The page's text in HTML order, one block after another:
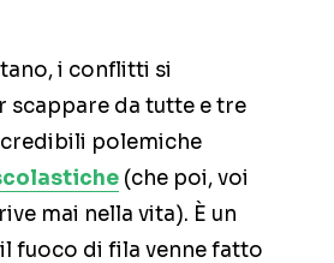
i conflitti si
da tutte e tre
polemiche
(che poi, voi
mai nella vita). È un
fuoco di fila venne fatto